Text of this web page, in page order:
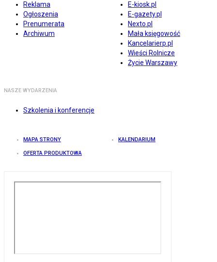
Reklama
Ogłoszenia
Prenumerata
Archiwum
E-kiosk.pl
E-gazety.pl
Nexto.pl
Mała księgowość
Kancelarierp.pl
Wieści Rolnicze
Życie Warszawy
NASZE WYDARZENIA
Szkolenia i konferencje
MAPA STRONY KALENDARIUM
OFERTA PRODUKTOWA